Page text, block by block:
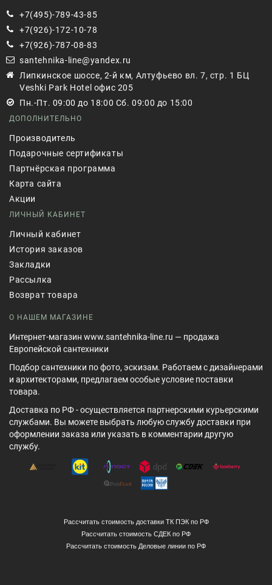
+7(495)-789-43-85
+7(926)-172-10-78
+7(926)-787-08-83
santehnika-line@yandex.ru
Липкинское шоссе, 2-й км, Алтуфьево вл. 7, стр. 1 БЦ
Veshki Park Hotel офис 205
Пн.-Пт. 09:00 до 18:00 Сб. 09:00 до 15:00
ДОПОЛНИТЕЛЬНО
Производитель
Подарочные сертификаты
Партнёрская программа
Карта сайта
Акции
ЛИЧНЫЙ КАБИНЕТ
Личный кабинет
История заказов
Закладки
Рассылка
Возврат товара
О НАШЕМ МАГАЗИНЕ
Интернет-магазин www.santehnika-line.ru — продажа
Европейской сантехники
Подбор сантехники по фото, эскизам. Работаем с дизайнерами
и архитекторами, предлагаем особые условие поставки
товара.
Доставка по РФ - осуществляется партнерскими курьерскими
службами. Вы можете выбрать любую службу доставки при
оформлении заказа или указать в комментарии другую
службу.
Рассчитать стоимость доставки ТК ПЭК по РФ
Рассчитать стоимость СДЕК по РФ
Рассчитать стоимость Деловые линии по РФ